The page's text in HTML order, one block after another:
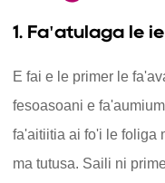
1. Fa'atulaga le
E fai e le primer le
fesoasoani e
fa'aitiitia ai fo'i le foliga
ma tutusa. Saili ni